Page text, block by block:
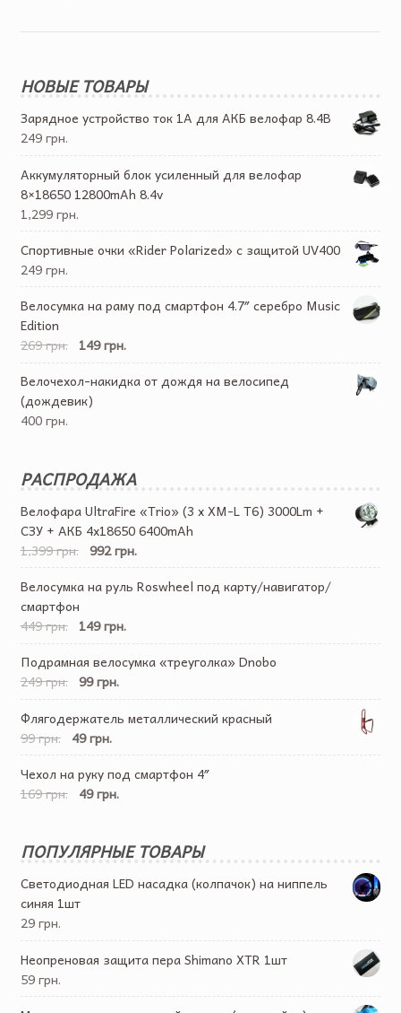
НОВЫЕ ТОВАРЫ
Зарядное устройство ток 1А для АКБ велофар 8.4В
249 грн.
Аккумуляторный блок усиленный для велофар
8×18650 12800mAh 8.4v
1,299 грн.
Спортивные очки «Rider Polarized» с защитой UV400
249 грн.
Велосумка на раму под смартфон 4.7″ серебро Music
Edition
269 грн.
149 грн.
Велочехол-накидка от дождя на велосипед
(дождевик)
400 грн.
РАСПРОДАЖА
Велофара UltraFire «Trio» (3 x XM-L T6) 3000Lm +
СЗУ + АКБ 4х18650 6400mAh
1,399 грн. 992 грн.
Велосумка на руль Roswheel под карту/навигатор/
смартфон
449 грн.
149 грн.
Подрамная велосумка «треуголка» Dnobo
249 грн. 99 грн.
Флягодержатель металлический красный
99 грн.
49 грн.
Чехол на руку под смартфон 4″
169 грн.
49 грн.
ПОПУЛЯРНЫЕ ТОВАРЫ
Светодиодная LED насадка (колпачок) на ниппель
синяя 1шт
29 грн.
Неопреновая защита пера Shimano XTR 1шт
59 грн.